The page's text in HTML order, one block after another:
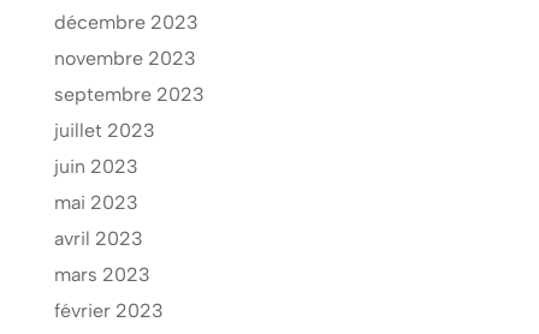
décembre 2023
novembre 2023
septembre 2023
juillet 2023
juin 2023
mai 2023
avril 2023
mars 2023
février 2023